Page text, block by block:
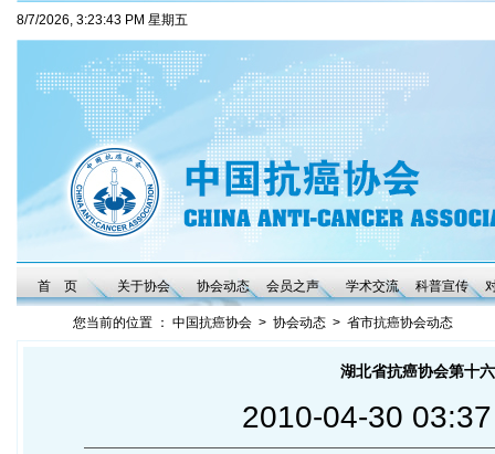
8/7/2026, 3:23:44 PM 星期五
首 页 关于协会 协会动态 会员之声 学术交流 科普宣传
您当前的位置 ： 中国抗癌协会 > 协会动态 > 省市抗癌协会动态
湖北省抗癌协会第十
2010-04-30